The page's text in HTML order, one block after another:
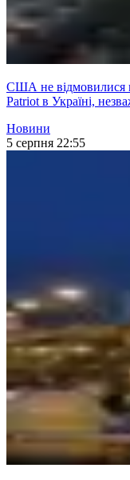
США не відмовилися
Patriot в Україні,
Новини
5 серпня 22:55